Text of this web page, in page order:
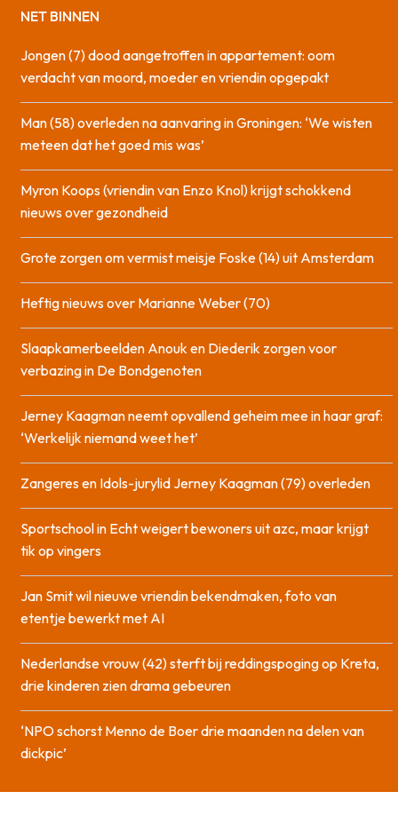
NET BINNEN
Jongen (7) dood aangetroffen in appartement: oom
verdacht van moord, moeder en vriendin opgepakt
Man (58) overleden na aanvaring in Groningen: ‘We wisten
meteen dat het goed mis was’
Myron Koops (vriendin van Enzo Knol) krijgt schokkend
nieuws over gezondheid
Grote zorgen om vermist meisje Foske (14) uit Amsterdam
Heftig nieuws over Marianne Weber (70)
Slaapkamerbeelden Anouk en Diederik zorgen voor
verbazing in De Bondgenoten
Jerney Kaagman neemt opvallend geheim mee in haar graf:
‘Werkelijk niemand weet het’
Zangeres en Idols-jurylid Jerney Kaagman (79) overleden
Sportschool in Echt weigert bewoners uit azc, maar krijgt
tik op vingers
Jan Smit wil nieuwe vriendin bekendmaken, foto van
etentje bewerkt met AI
Nederlandse vrouw (42) sterft bij reddingspoging op Kreta,
drie kinderen zien drama gebeuren
‘NPO schorst Menno de Boer drie maanden na delen van
dickpic’